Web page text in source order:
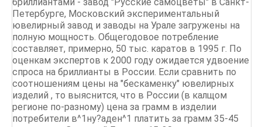
Петербурге, Московский экспериментальный
ювелирный завод и заводы на Урале загружены на
полную мощность. Общегодовое потребление
составляет, примерно, 50 тыс. каратов в 1995 г. По
оценкам экспертов к 2000 году ожидается удвоение
спроса на бриллианты в России. Если сравнить по
соотношениям цены на "бескаменку" ювелирных
изделий , то выяснится, что в России (в калщом
регионе по-разному) цена за грамм в изделии
потребители в^1ну?аден^1 платить за грамм 35-45